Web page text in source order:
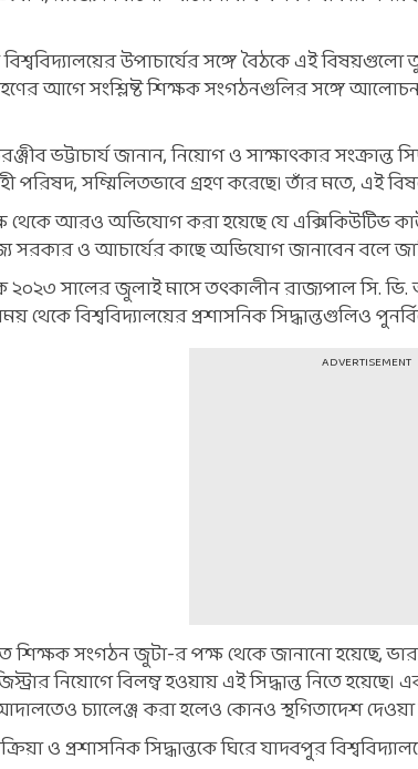
উপাচার্যের সঙ্গে বৈঠকে এই বিষয়গুলো
আগে সংশ্লিষ্ট শিক্ষক সংগঠনগুলির সঙ্গে
ভট্টাচার্য জানান, নিয়োগ ও সাক্ষাৎকার সংক্রান্ত
পরিষদ, সম্মিলিতভাবে গ্রহণ করেছে। তাঁর মতে, এই
আরও অভিযোগ করা হয়েছে যে এক্সিকিউটিভ
সরকার ও আচার্যের কাছে অভিযোগ জানাবেন বলে
২০২৩ সালের জুলাই মাসে তৎকালীন রাজ্যপাল সি.
থেকে বিশ্ববিদ্যালয়ের প্রশাসনিক সিদ্ধান্তগুলিও
ADVERTISEMENT
শিক্ষক সংগঠন জুটা-র পক্ষ থেকে জানানো হয়েছে,
নিয়োগে বিলম্ব হওয়ায় এই সিদ্ধান্ত নিতে
চ্যালেঞ্জ করা হলেও কোনও স্থগিতাদেশ দেওয়া
ও প্রশাসনিক সিদ্ধান্তকে ঘিরে যাদবপুর